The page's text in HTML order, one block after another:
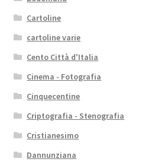
Cartoline
cartoline varie
Cento Città d'Italia
Cinema - Fotografia
Cinquecentine
Criptografia - Stenografia
Cristianesimo
Dannunziana